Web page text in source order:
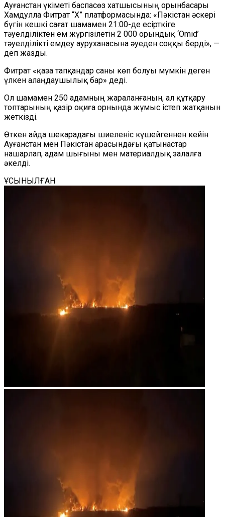
Ауғанстан үкіметі баспасөз хатшысының орынбасары
Хамдулла Фитрат “X” платформасында: «Пәкістан әскері
бүгін кешкі сағат шамамен 21:00-де есірткіге
тәуелділіктен ем жүргізілетін 2 000 орындық ‘Omid’
тәуелділікті емдеу ауруханасына әуеден соққы берді», —
деп жазды.
Фитрат «қаза тапқандар саны көп болуы мүмкін деген
үлкен алаңдаушылық бар» деді.
Ол шамамен 250 адамның жараланғанын, ал құтқару
топтарының қазір оқиға орнында жұмыс істеп жатқанын
жеткізді.
Өткен айда шекарадағы шиеленіс күшейгеннен кейін
Ауғанстан мен Пәкістан арасындағы қатынастар
нашарлап, адам шығыны мен материалдық залалға
әкелді.
ҰСЫНЫЛҒАН